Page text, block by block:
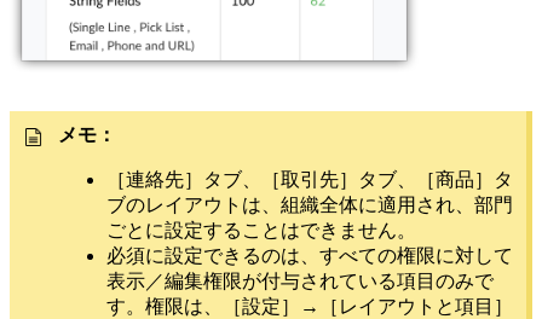
メモ：
［連絡先］タブ、［取引先］タブ、［商品］タ
ブのレイアウトは、組織全体に適用され、部門
ごとに設定することはできません。
必須に設定できるのは、すべての権限に対して
表示／編集権限が付与されている項目のみで
す。権限は、［設定］→［レイアウトと項目］